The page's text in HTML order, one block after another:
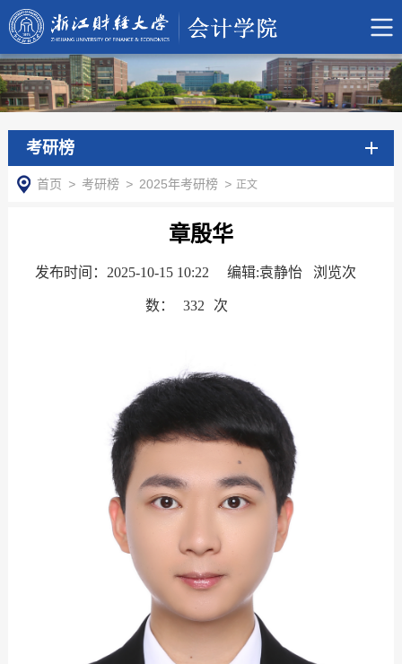
考研榜
首页 > 考研榜 > 2025年考研榜 > 正文
章殷华
发布时间：2025-10-15 10:22 编辑:袁静怡 浏览次
数： 332 次